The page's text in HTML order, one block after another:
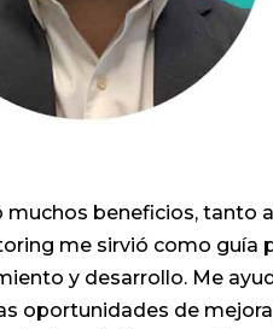
beneficios, tanto
me sirvió como guía
y desarrollo. Me
oportunidades de